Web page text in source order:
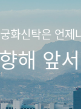
·
·합
상
화신탁은 언제
해 앞